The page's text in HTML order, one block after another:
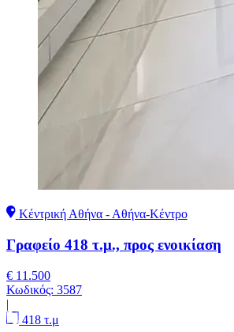
Κέντρική Αθήνα - Αθήνα-Κέντρο
Γραφείο 418 τ.μ., προς ενοικίαση
€ 11.500
Κωδικός: 3587
|
418 τ.μ